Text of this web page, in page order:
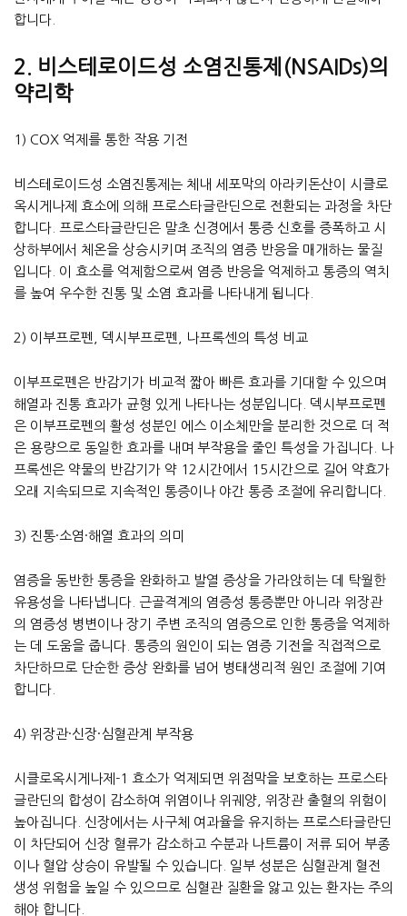
합니다.
2. 비스테로이드성 소염진통제(NSAIDs)의
약리학
1) COX 억제를 통한 작용 기전
비스테로이드성 소염진통제는 체내 세포막의 아라키돈산이 시클로
옥시게나제 효소에 의해 프로스타글란딘으로 전환되는 과정을 차단
합니다. 프로스타글란딘은 말초 신경에서 통증 신호를 증폭하고 시
상하부에서 체온을 상승시키며 조직의 염증 반응을 매개하는 물질
입니다. 이 효소를 억제함으로써 염증 반응을 억제하고 통증의 역치
를 높여 우수한 진통 및 소염 효과를 나타내게 됩니다.
2) 이부프로펜, 덱시부프로펜, 나프록센의 특성 비교
이부프로펜은 반감기가 비교적 짧아 빠른 효과를 기대할 수 있으며
해열과 진통 효과가 균형 있게 나타나는 성분입니다. 덱시부프로펜
은 이부프로펜의 활성 성분인 에스 이소체만을 분리한 것으로 더 적
은 용량으로 동일한 효과를 내며 부작용을 줄인 특성을 가집니다. 나
프록센은 약물의 반감기가 약 12시간에서 15시간으로 길어 약효가
오래 지속되므로 지속적인 통증이나 야간 통증 조절에 유리합니다.
3) 진통·소염·해열 효과의 의미
염증을 동반한 통증을 완화하고 발열 증상을 가라앉히는 데 탁월한
유용성을 나타냅니다. 근골격계의 염증성 통증뿐만 아니라 위장관
의 염증성 병변이나 장기 주변 조직의 염증으로 인한 통증을 억제하
는 데 도움을 줍니다. 통증의 원인이 되는 염증 기전을 직접적으로
차단하므로 단순한 증상 완화를 넘어 병태생리적 원인 조절에 기여
합니다.
4) 위장관·신장·심혈관계 부작용
시클로옥시게나제-1 효소가 억제되면 위점막을 보호하는 프로스타
글란딘의 합성이 감소하여 위염이나 위궤양, 위장관 출혈의 위험이
높아집니다. 신장에서는 사구체 여과율을 유지하는 프로스타글란딘
이 차단되어 신장 혈류가 감소하고 수분과 나트륨이 저류 되어 부종
이나 혈압 상승이 유발될 수 있습니다. 일부 성분은 심혈관계 혈전
생성 위험을 높일 수 있으므로 심혈관 질환을 앓고 있는 환자는 주의
해야 합니다.